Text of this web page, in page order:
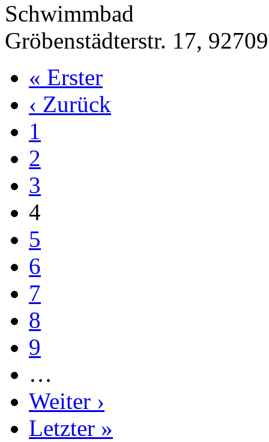
Schwimmbad
Gröbenstädterstr. 17,
« Erster
‹ Zurück
1
2
3
4
5
6
7
8
9
…
Weiter ›
Letzter »